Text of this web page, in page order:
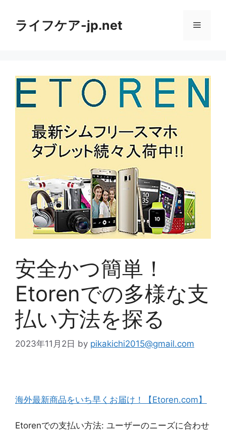
ライフケア-jp.net メ
ュ
安全かつ簡単！
Etorenでの多様な支
払い方法を探る
2023年11月2日 by pikakichi2015@gmail.com
海外最新商品をいち早くお届け！【Etoren.com】
Etorenでの支払い方法: ユーザーのニーズに合わせ